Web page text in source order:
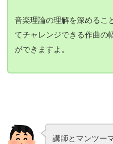
音楽理論の理解を深めるこ
てチャレンジできる作曲の
ができますよ。
講師とマンツー